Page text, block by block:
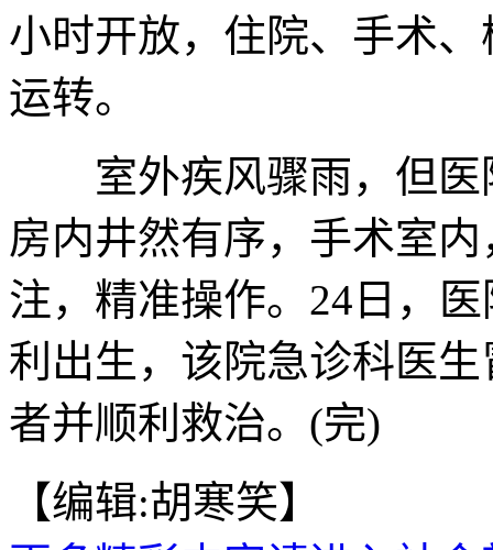
小时开放，住院、手术
运转。
室外疾风骤雨，但医
房内井然有序，手术室
注，精准操作。24日，
利出生，该院急诊科医
者并顺利救治。(完)
【编辑:胡寒笑】